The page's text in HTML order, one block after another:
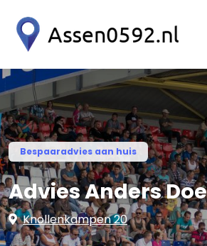
Bespaaradvies aan huis
Advies Anders
Knollenkampen 20